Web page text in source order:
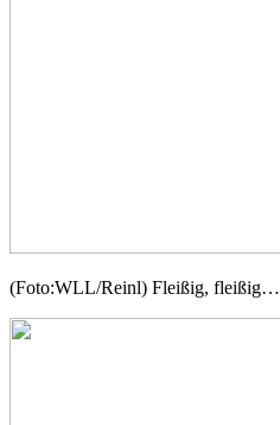
(Foto:WLL/Reinl) Fleißig, fleißig…